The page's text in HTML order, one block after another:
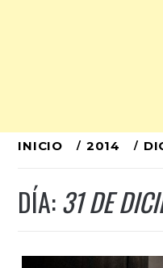
Ir
contenido
INICIO 2014
DÍA:31 DE